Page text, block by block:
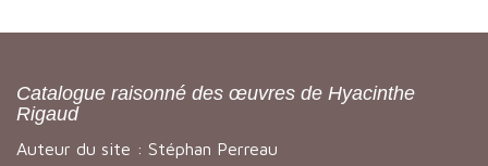
Catalogue raisonné des œuvres de Hyacinthe
Rigaud
Auteur du site : Stéphan Perreau